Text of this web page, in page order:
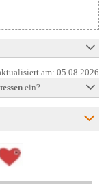
am:05.08.2026
ein?